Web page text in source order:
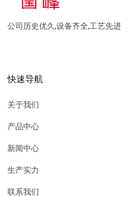
公司历史优久,设备齐全,工艺先进
快速导航
关于我们
产品中心
新闻中心
生产实力
联系我们